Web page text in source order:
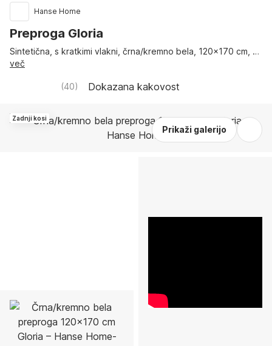
Prikaži galerijo
Zadnji kosi
Hanse Home
Preproga Gloria
Sintetična, s kratkimi vlakni, črna/kremno bela, 120x170 cm , …
več
(40) Dokazana kakovost